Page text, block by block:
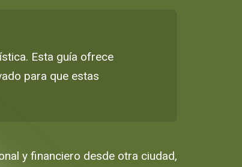
Esta guía ofrece
para que estas
y financiero desde otra ciudad,